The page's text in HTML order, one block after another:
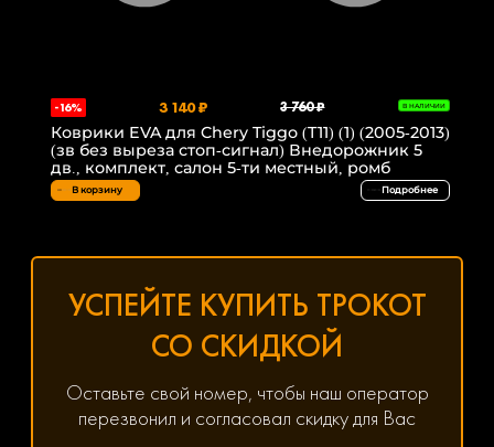
-16% 3 140 ₽ 3 760 ₽ В НАЛИЧИИ
Коврики EVA для Chery Tiggo (T11) (1) (2005-2013)
(зв без выреза стоп-сигнал) Внедорожник 5
дв., комплект, салон 5-ти местный, ромб
В корзину Подробнее
УСПЕЙТЕ КУПИТЬ ТРОКОТ
СО СКИДКОЙ
Оставьте свой номер, чтобы наш оператор
перезвонил и согласовал скидку для Вас